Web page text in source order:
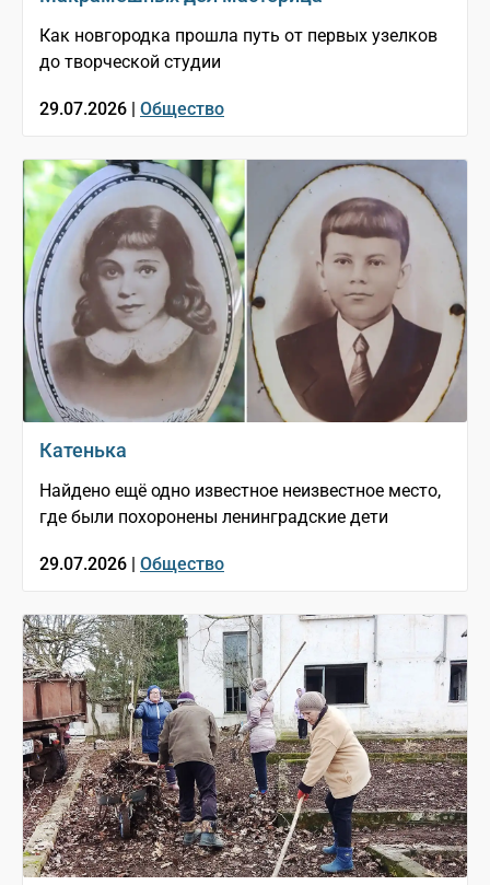
Как новгородка прошла путь от первых узелков
до творческой студии
29.07.2026 | Общество
Катенька
Найдено ещё одно известное неизвестное место,
где были похоронены ленинградские дети
29.07.2026 | Общество